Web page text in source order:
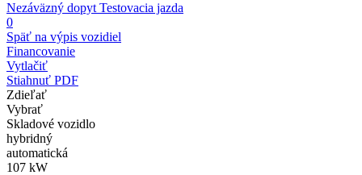
Nezáväzný dopyt Testovacia jazda
0
Späť na výpis vozidiel
Financovanie
Vytlačiť
Stiahnuť PDF
Zdieľať
Vybrať
Skladové vozidlo
hybridný
automatická
107 kW